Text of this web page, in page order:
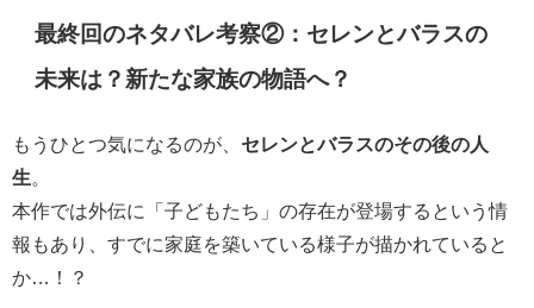
最終回のネタバレ考察②：セレンとバラスの
未来は？新たな家族の物語へ？
もうひとつ気になるのが、 セレンとバラスのその後の人
生
本作では外伝に「子どもたち」の存在が登場するという情
報もあり、すでに家庭を築いている様子が描かれていると
か…！？